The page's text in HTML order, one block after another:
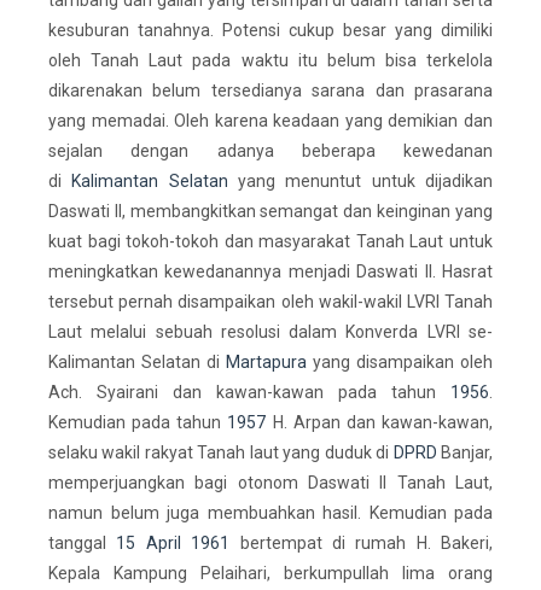
kesuburan tanahnya. Potensi cukup besar yang dimiliki
oleh Tanah Laut pada waktu itu belum bisa terkelola
dikarenakan belum tersedianya sarana dan prasarana
yang memadai. Oleh karena keadaan yang demikian dan
sejalan dengan adanya beberapa kewedanan
di
Kalimantan Selatan yang menuntut untuk dijadikan
Daswati II, membangkitkan semangat dan keinginan yang
kuat bagi tokoh-tokoh dan masyarakat Tanah Laut untuk
meningkatkan kewedanannya menjadi Daswati II. Hasrat
tersebut pernah disampaikan oleh wakil-wakil LVRI Tanah
Laut melalui sebuah resolusi dalam Konverda LVRI se-
Kalimantan Selatan di Martapura yang disampaikan oleh
Ach. Syairani dan kawan-kawan pada tahun 1956
Kemudian pada tahun 1957 H. Arpan dan kawan-kawan,
selaku wakil rakyat Tanah laut yang duduk di DPRD Banjar,
memperjuangkan bagi otonom Daswati II Tanah Laut,
namun belum juga membuahkan hasil. Kemudian pada
tanggal 15 April 1961
bertempat di rumah H. Bakeri,
Kepala Kampung Pelaihari, berkumpullah lima orang